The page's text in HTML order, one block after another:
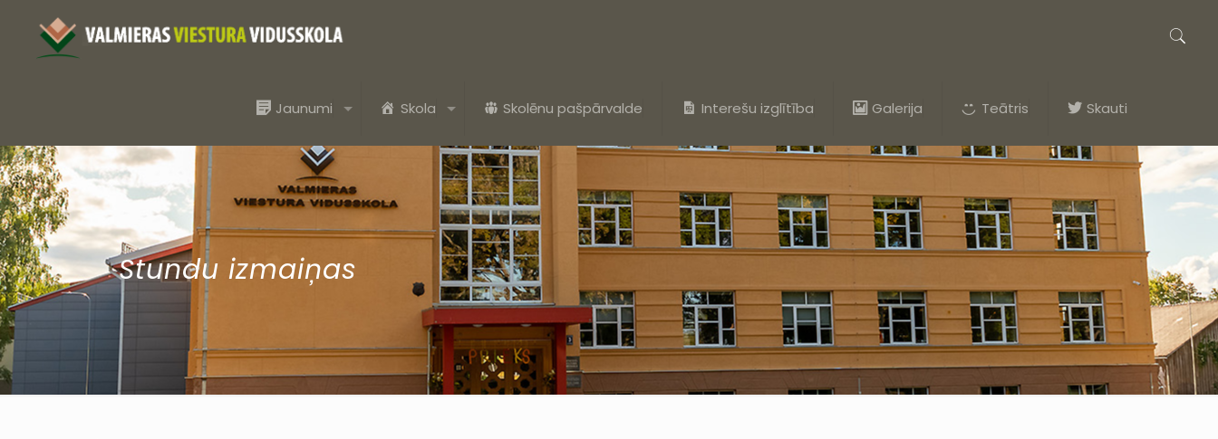
Jaunumi Skola Skolēnu pašpārvalde Interešu izglītība Galerija Teātris Skauti
Stundu izmaiņas